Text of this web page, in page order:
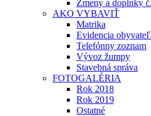
Zmeny a doplnky
AKO VYBAVIŤ
Matrika
Evidencia
Telefónny zoznam
Vývoz žumpy
Stavebná správa
FOTOGALÉRIA
Rok 2018
Rok 2019
Ostatné